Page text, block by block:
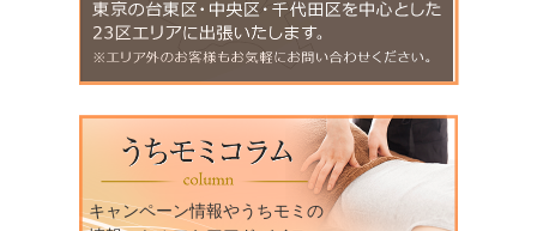
キャンペーン情報やうちモミの